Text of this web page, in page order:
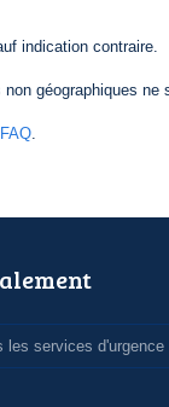
indication contraire.
géographiques ne
FAQ.
les services d'urgence